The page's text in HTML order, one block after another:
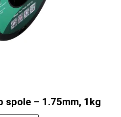
spole – 1.75mm, 1kg